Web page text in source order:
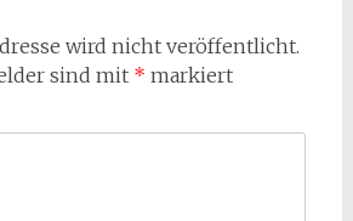
wird nicht veröffentlicht.
sind mit * markiert